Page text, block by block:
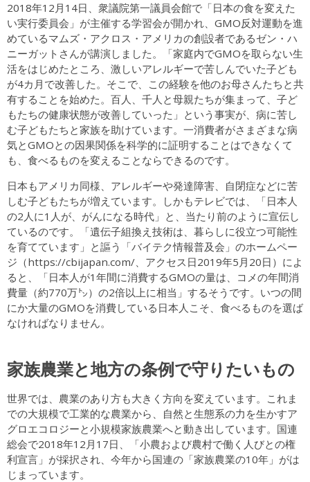
2018年12月14日、衆議院第一議員会館で「日本の食を変えた
い実行委員会」が主催する学習会が開かれ、GMO反対運動を進
めているマムズ・アクロス・アメリカの創設者であるゼン・ハ
ニーガットさんが講演しました。「家庭内でGMOを取らない生
活をはじめたところ、激しいアレルギーで苦しんでいた子ども
が4カ月で改善した。そこで、この経験を他のお母さんたちと共
有することを始めた。百人、千人と母親たちが集まって、子ど
もたちの健康状態が改善していった」という事実が、病に苦し
む子どもたちと家族を助けています。一消費者がさまざまな病
気とGMOとの因果関係を科学的に証明することはできなくて
も、食べるものを変えることならできるのです。
日本もアメリカ同様、アレルギーや発達障害、自閉症などに苦
しむ子どもたちが増えています。しかもテレビでは、「日本人
の2人に1人が、がんになる時代」と、当たり前のように宣伝し
ているのです。「遺伝子組換え技術は、暮らしに役立つ可能性
を育てています」と謳う「バイテク情報普及会」のホームペー
ジ（https://cbijapan.com/、アクセス日2019年5月20日）によ
ると、「日本人が1年間に消費するGMOの量は、コメの年間消
費量（約770万㌧）の2倍以上に相当」するそうです。いつの間
にか大量のGMOを消費している日本人こそ、食べるものを選ば
なければなりません。
家族農業と地方の条例で守りたいもの
世界では、農業のあり方も大きく方向を変えています。これま
での大規模で工業的な農業から、自然と生態系の力を生かすア
グロエコロジーと小規模家族農業へと動き出しています。国連
総会で2018年12月17日、「小農および農村で働く人びとの権
利宣言」が採択され、今年から国連の「家族農業の10年」がは
じまっています。